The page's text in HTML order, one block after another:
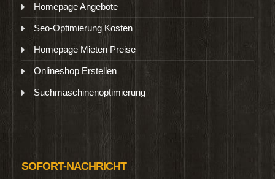
Homepage Angebote
Seo-Optimierung Kosten
Homepage Mieten Preise
Onlineshop Erstellen
Suchmaschinenoptimierung
SOFORT-NACHRICHT